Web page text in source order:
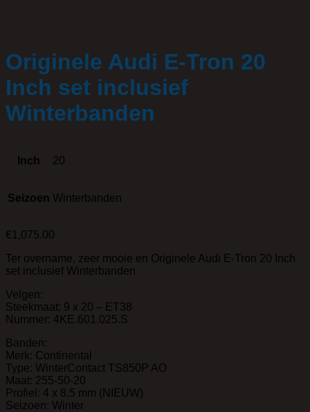
Originele Audi E-Tron 20
Inch set inclusief
Winterbanden
Inch 20
Seizoen Winterbanden
€1,075.00
Ter overname, zeer mooie en Originele Audi E-Tron 20 Inch
set inclusief Winterbanden
Velgen:
Steekmaat: 9 x 20 – ET38
Nummer: 4KE.601.025.S
Banden:
Merk: Continental
Type: WinterContact TS850P AO
Maat: 255-50-20
Profiel: 4 x 8,5 mm (NIEUW)
Seizoen: Winter